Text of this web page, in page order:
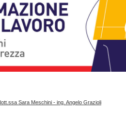
Sara Meschini - ing. Angelo Grazioli